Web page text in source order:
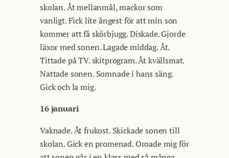
skolan. Åt mellanmål, mackor som
vanligt. Fick lite ångest för att min son
kommer att få skörbjugg. Diskade. Gjorde
läxor med sonen. Lagade middag. Åt.
Tittade på TV. skitprogram. Åt kvällsmat.
Nattade sonen. Somnade i hans säng.
Gick och la mig.
16 januari
Vaknade. Åt frukost. Skickade sonen till
skolan. Gick en promenad. Oroade mig för